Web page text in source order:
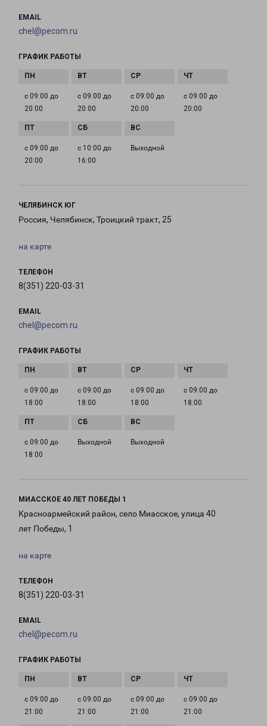
EMAIL
chel@pecom.ru
ГРАФИК РАБОТЫ
с 09:00 до
20:00
с 09:00 до
20:00
с 09:00 до
20:00
с 09:00 до
20:00
с 09:00 до
20:00
с 10:00 до
16:00
Выходной
ЧЕЛЯБИНСК ЮГ
Россия, Челябинск, Троицкий тракт, 25
на карте
ТЕЛЕФОН
8(351) 220-03-31
EMAIL
chel@pecom.ru
ГРАФИК РАБОТЫ
с 09:00 до
18:00
с 09:00 до
18:00
с 09:00 до
18:00
с 09:00 до
18:00
с 09:00 до
18:00
Выходной Выходной
МИАССКОЕ 40 ЛЕТ ПОБЕДЫ 1
Красноармейский район, село Миасское, улица 40
лет Победы, 1
на карте
ТЕЛЕФОН
8(351) 220-03-31
EMAIL
chel@pecom.ru
ГРАФИК РАБОТЫ
с 09:00 до
21:00
с 09:00 до
21:00
с 09:00 до
21:00
с 09:00 до
21:00